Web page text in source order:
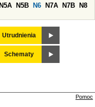
N5A N5B N6 N7A N7B
N8
Utrudnienia
Schematy
Pomoc